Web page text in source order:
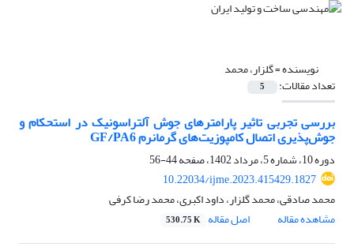
نویسنده =گلزار، محمد
تعداد مقالات: 5
بررسی تجربی تاثیر پارامترهای جوش آلتراسونیک در استحکام و
جوش‌پذیری اتصال کامپوزیت‌های گرمانرم GF/PA6
دوره 10، شماره 5، مرداد 1402، صفحه
44-56
10.22034/ijme.2023.415429.1827
محمد صادقی، محمد گلزار، داود اکبری، محمد رضا کرفی
مشاهده مقاله
اصل مقاله 530.75 K